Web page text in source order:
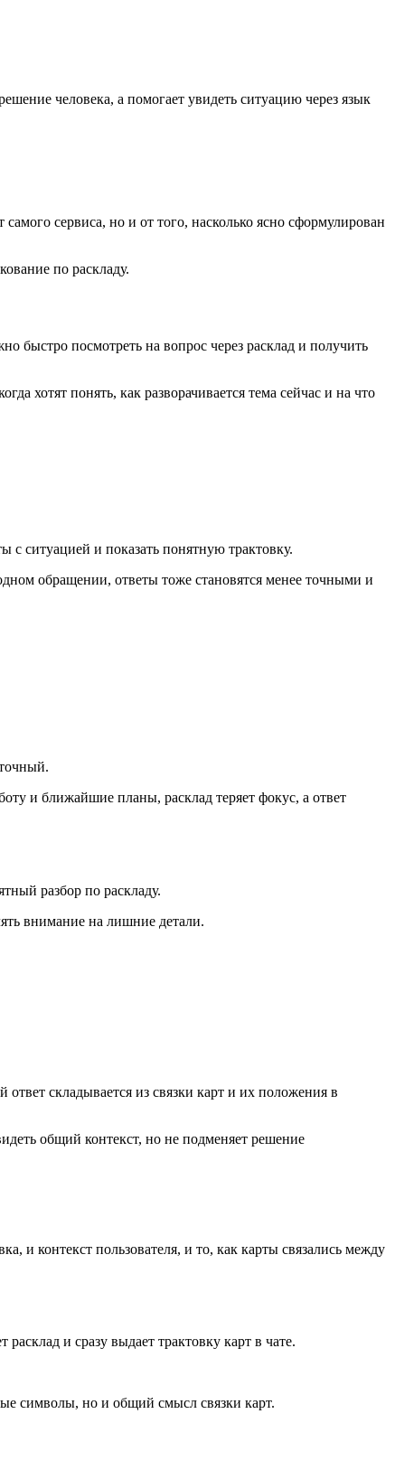
человека, а помогает увидеть ситуацию через язык
сервиса, но и от того, насколько ясно сформулирован
по раскладу.
быстро посмотреть на вопрос через расклад и получить
хотят понять, как разворачивается тема сейчас и на что
с ситуацией и показать понятную трактовку.
обращении, ответы тоже становятся менее точными и
и ближайшие планы, расклад теряет фокус, а ответ
разбор по раскладу.
внимание на лишние детали.
складывается из связки карт и их положения в
общий контекст, но не подменяет решение
и контекст пользователя, и то, как карты связались между
и сразу выдает трактовку карт в чате.
символы, но и общий смысл связки карт.